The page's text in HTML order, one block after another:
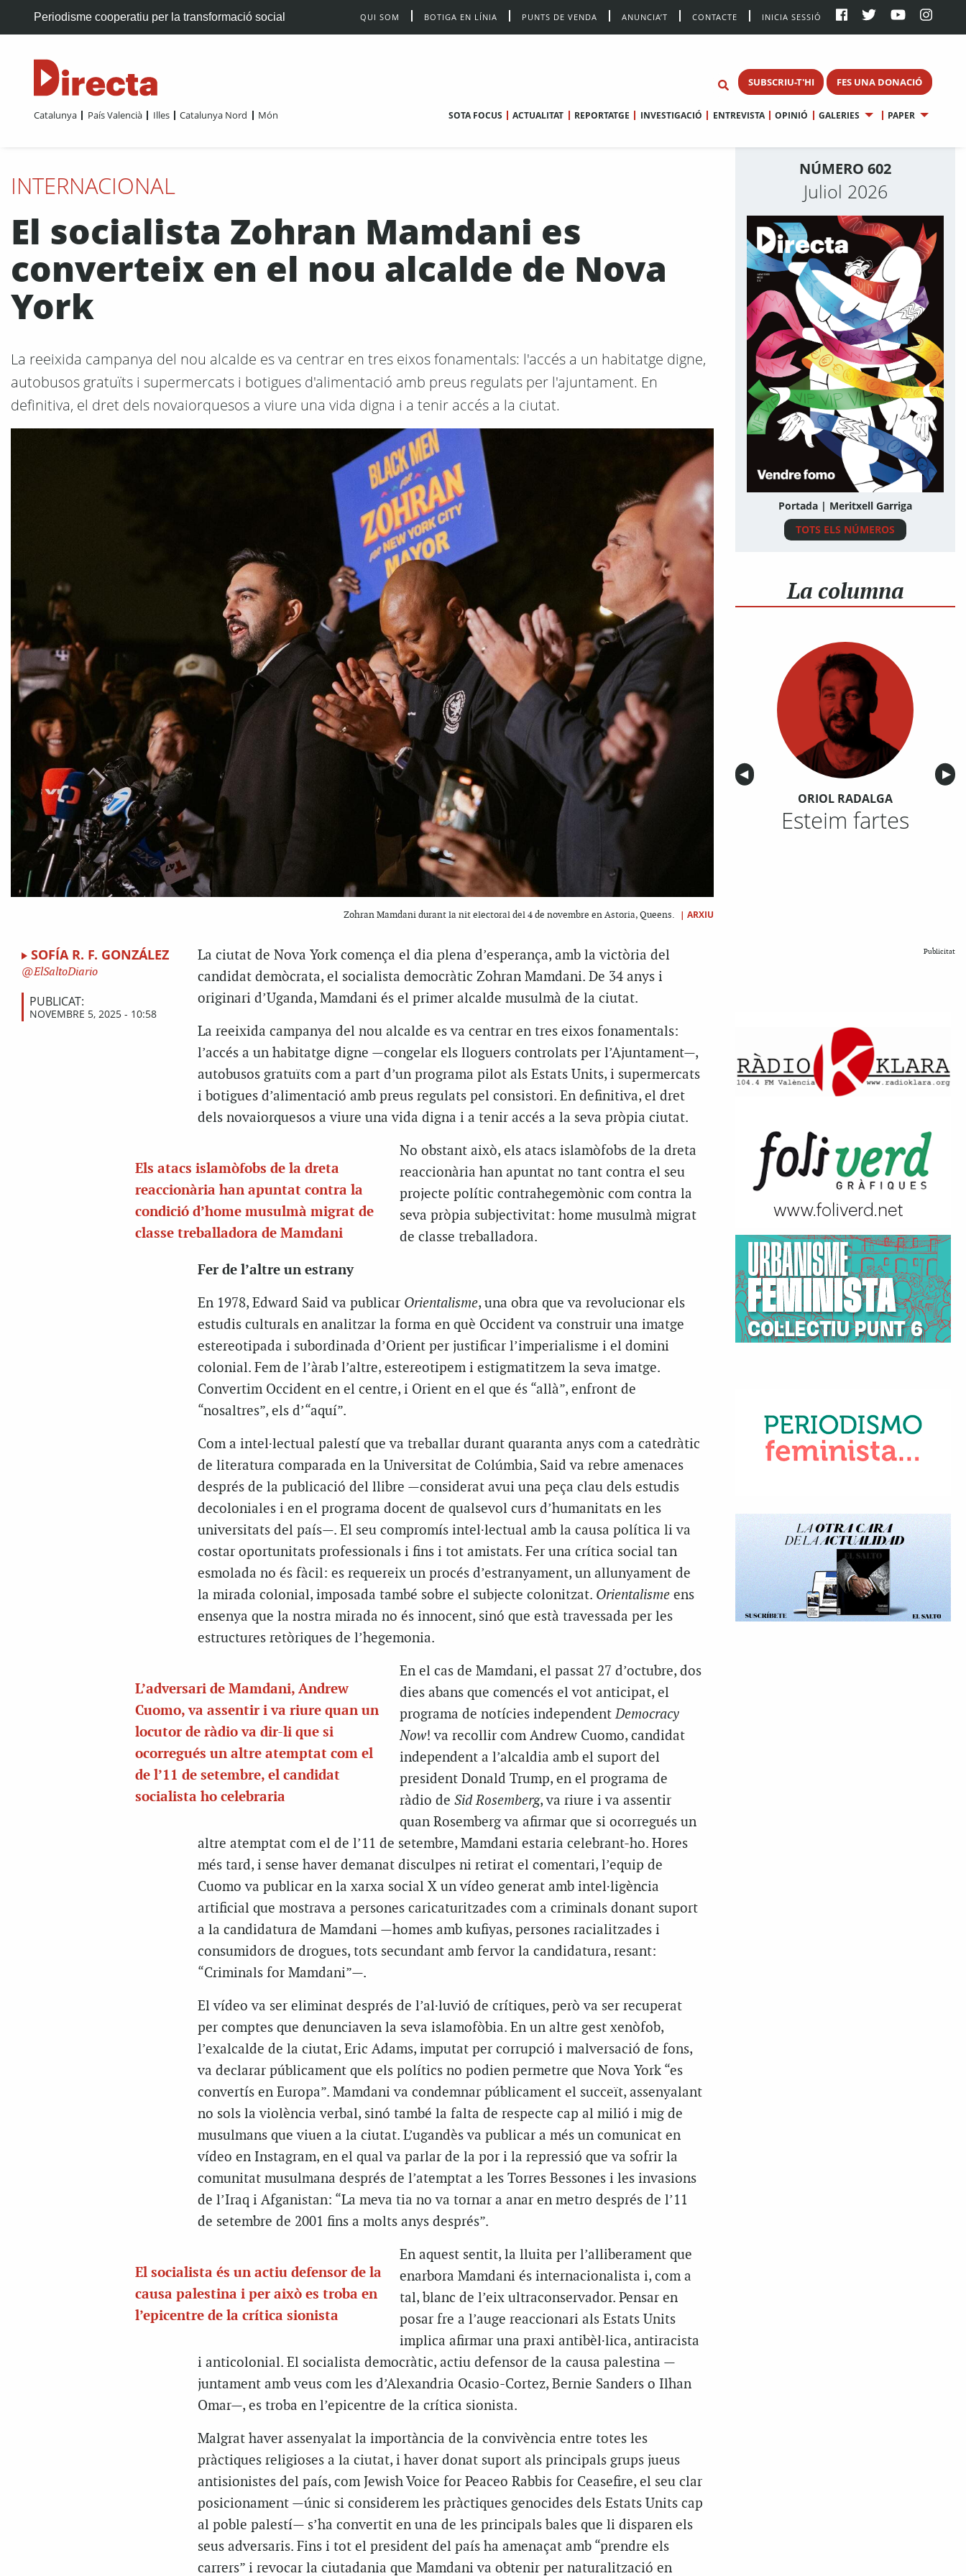
Periodisme cooperatiu per la transformació social QUI SOM BOTIGA EN LÍNIA PUNTS DE VENDA ANUNCIA’T CONTACTE INICIA SESSIÓ
SUBSCRIU-T'HI FES UNA DONACIÓ
Catalunya País Valencià Illes Catalunya Nord Món SOTA FOCUS ACTUALITAT REPORTATGE INVESTIGACIÓ ENTREVISTA OPINIÓ GALERIES PAPER
INTERNACIONAL
El socialista Zohran Mamdani es
converteix en el nou alcalde de Nova
York
La reeixida campanya del nou alcalde es va centrar en tres eixos fonamentals: l'accés a un habitatge digne,
autobusos gratuïts i supermercats i botigues d'alimentació amb preus regulats per l'ajuntament. En
definitiva, el dret dels novaiorquesos a viure una vida digna i a tenir accés a la ciutat.
Zohran Mamdani durant la nit electoral del 4 de novembre en Astoria, Queens. | ARXIU
SOFÍA R. F. GONZÁLEZ
ElSaltoDiario
PUBLICAT:
NOVEMBRE 5, 2025 - 10:58
La ciutat de Nova York comença el dia plena d’esperança, amb la victòria del
candidat demòcrata, el socialista democràtic Zohran Mamdani. De 34 anys i
originari d’Uganda, Mamdani és el primer alcalde musulmà de la ciutat.
La reeixida campanya del nou alcalde es va centrar en tres eixos fonamentals:
l’accés a un habitatge digne —congelar els lloguers controlats per l’Ajuntament—,
autobusos gratuïts com a part d’un programa pilot als Estats Units, i supermercats
i botigues d’alimentació amb preus regulats pel consistori. En definitiva, el dret
dels novaiorquesos a viure una vida digna i a tenir accés a la seva pròpia ciutat.
Els atacs islamòfobs de la dreta
reaccionària han apuntat contra la
condició d’home musulmà migrat de
classe treballadora de Mamdani
No obstant això, els atacs islamòfobs de la dreta
reaccionària han apuntat no tant contra el seu
projecte polític contrahegemònic com contra la
seva pròpia subjectivitat: home musulmà migrat
de classe treballadora.
Fer de l’altre un estrany
En 1978, Edward Said va publicar Orientalisme, una obra que va revolucionar els
estudis culturals en analitzar la forma en què Occident va construir una imatge
estereotipada i subordinada d’Orient per justificar l’imperialisme i el domini
colonial. Fem de l’àrab l’altre, estereotipem i estigmatitzem la seva imatge.
Convertim Occident en el centre, i Orient en el que és “allà”, enfront de
“nosaltres”, els d’“aquí”.
Com a intel·lectual palestí que va treballar durant quaranta anys com a catedràtic
de literatura comparada en la Universitat de Colúmbia, Said va rebre amenaces
després de la publicació del llibre —considerat avui una peça clau dels estudis
decoloniales i en el programa docent de qualsevol curs d’humanitats en les
universitats del país—. El seu compromís intel·lectual amb la causa política li va
costar oportunitats professionals i fins i tot amistats. Fer una crítica social tan
esmolada no és fàcil: es requereix un procés d’estranyament, un allunyament de
la mirada colonial, imposada també sobre el subjecte colonitzat. Orientalismeens
ensenya que la nostra mirada no és innocent, sinó que està travessada per les
estructures retòriques de l’hegemonia.
L’adversari de Mamdani, Andrew
Cuomo, va assentir i va riure quan un
locutor de ràdio va dir-li que si
ocorregués un altre atemptat com el
de l’11 de setembre, el candidat
socialista ho celebraria
En el cas de Mamdani, el passat 27 d’octubre, dos
dies abans que comencés el vot anticipat, el
programa de notícies independentDemocracy
Now! va recollir com Andrew Cuomo, candidat
independent a l’alcaldia amb el suport del
president Donald Trump, en el programa de
ràdio de Sid Rosemberg, va riure i va assentir
quan Rosemberg va afirmar que si ocorregués un
altre atemptat com el de l’11 de setembre, Mamdani estaria celebrant-ho. Hores
més tard, i sense haver demanat disculpes ni retirat el comentari, l’equip de
Cuomo va publicar en la xarxa social X un vídeo generat amb intel·ligència
artificial que mostrava a persones caricaturitzades com a criminals donant suport
a la candidatura de Mamdani —homes amb kufiyas, persones racialitzades i
consumidors de drogues, tots secundant amb fervor la candidatura, resant:
“Criminals for Mamdani”—.
El vídeo va ser eliminat després de l’al·luvió de crítiques, però va ser recuperat
per comptes que denunciaven la seva islamofòbia. En un altre gest xenòfob,
l’exalcalde de la ciutat, Eric Adams, imputat per corrupció i malversació de fons,
va declarar públicament que els polítics no podien permetre que Nova York “es
convertís en Europa”. Mamdani va condemnar públicament el succeït, assenyalant
no sols la violència verbal, sinó també la falta de respecte cap al milió i mig de
musulmans que viuen a la ciutat. L’ugandès va publicar a més un comunicat en
vídeo en Instagram, en el qual va parlar de la por i la repressió que va sofrir la
comunitat musulmana després de l’atemptat a les Torres Bessones i les invasions
de l’Iraq i Afganistan: “La meva tia no va tornar a anar en metro després de l’11
de setembre de 2001 fins a molts anys després”.
El socialista és un actiu defensor de la
causa palestina i per això es troba en
l’epicentre de la crítica sionista
En aquest sentit, la lluita per l’alliberament que
enarbora Mamdani és internacionalista i, com a
tal, blanc de l’eix ultraconservador. Pensar en
posar fre a l’auge reaccionari als Estats Units
implica afirmar una praxi antibèl·lica, antiracista
i anticolonial. El socialista democràtic, actiu defensor de la causa palestina —
juntament amb veus com les d’Alexandria Ocasio-Cortez, Bernie Sanders o Ilhan
Omar—, es troba en l’epicentre de la crítica sionista.
Malgrat haver assenyalat la importància de la convivència entre totes les
pràctiques religioses a la ciutat, i haver donat suport als principals grups jueus
antisionistes del país, com Jewish Voice for Peaceo Rabbis for Ceasefire, el seu clar
posicionament —únic si considerem les pràctiques genocides dels Estats Units cap
al poble palestí— s’ha convertit en una de les principals bales que li disparen els
seus adversaris. Fins i tot el president del país ha amenaçat amb “prendre els
carrers” i revocar la ciutadania que Mamdani va obtenir per naturalització en
NÚMERO 602
Juliol 2026
Portada | Meritxell Garriga
TOTS ELS NÚMEROS
La columna
Anterior
◀︎ ▶︎
ORIOL RADALGA
Esteim fartes
Publicitat